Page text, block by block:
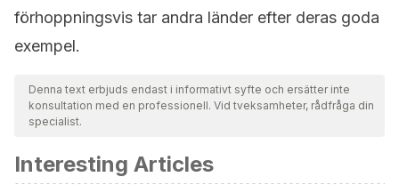
förhoppningsvis tar andra länder efter deras goda
exempel.
Denna text erbjuds endast i informativt syfte och ersätter inte
konsultation med en professionell. Vid tveksamheter, rådfråga din
specialist.
Interesting Articles